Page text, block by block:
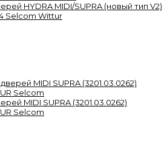
HYDRA MIDI/SUPRA (новый тип V2)
Selcom Wittur
MIDI SUPRA (3201.03.0262)
Selcom